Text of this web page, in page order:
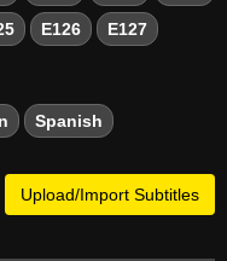
E126 E127
Spanish
Upload/Import Subtitles